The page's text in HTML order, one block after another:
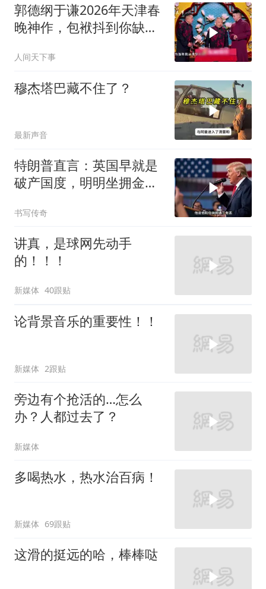
郭德纲于谦2026年天津春
晚神作，包袱抖到你缺氧
人间天下事
穆杰塔巴藏不住了？
最新声音
特朗普直言：英国早就是
破产国度，明明坐拥金
书写传奇
讲真，是球网先动手
的！！！
新媒体 40跟贴
论背景音乐的重要性！！
新媒体 2跟贴
旁边有个抢活的…怎么
办？人都过去了？
新媒体
多喝热水，热水治百病！
新媒体 69跟贴
这滑的挺远的哈，棒棒哒